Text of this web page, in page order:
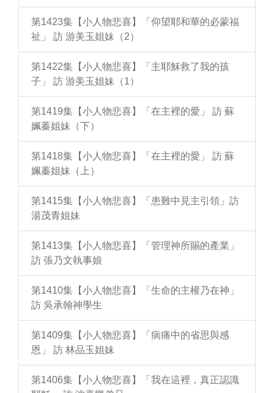
第1423集【小人物悲喜】「仰望耶和華的必蒙福
祉」 訪 游美玉姐妹（2）
第1422集【小人物悲喜】「主耶穌救了我的孩
子」 訪 游美玉姐妹（1）
第1419集【小人物悲喜】「在主裡的愛」 訪 蘇
姵蓁姐妹（下）
第1418集【小人物悲喜】「在主裡的愛」 訪 蘇
姵蓁姐妹（上）
第1415集【小人物悲喜】「患難中見主引領」訪
湯茂青姐妹
第1413集【小人物悲喜】「管理神所賜的產業」
訪 張乃文執事娘
第1410集【小人物悲喜】「生命的主權乃在神」
訪 吳承翰神學生
第1409集【小人物悲喜】「病痛中的省思與感
恩」 訪 林品玉姐妹
第1406集【小人物悲喜】「我在這裡，真正認識